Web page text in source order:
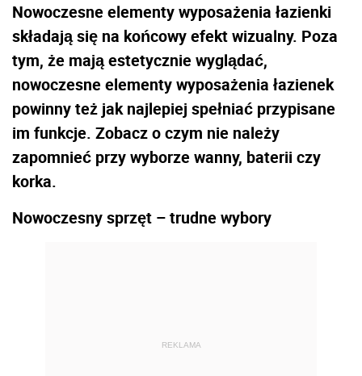
Nowoczesne elementy wyposażenia łazienki
składają się na końcowy efekt wizualny. Poza
tym, że mają estetycznie wyglądać,
nowoczesne elementy wyposażenia łazienek
powinny też jak najlepiej spełniać przypisane
im funkcje. Zobacz o czym nie należy
zapomnieć przy wyborze wanny, baterii czy
korka.
Nowoczesny sprzęt – trudne wybory
REKLAMA